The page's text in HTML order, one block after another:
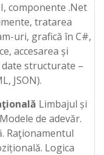
componente .Net
tratarea
uri, grafică în C#,
accesarea și
structurate –
JSON).
Limbajul și
de adevăr.
Raţionamentul
Logica